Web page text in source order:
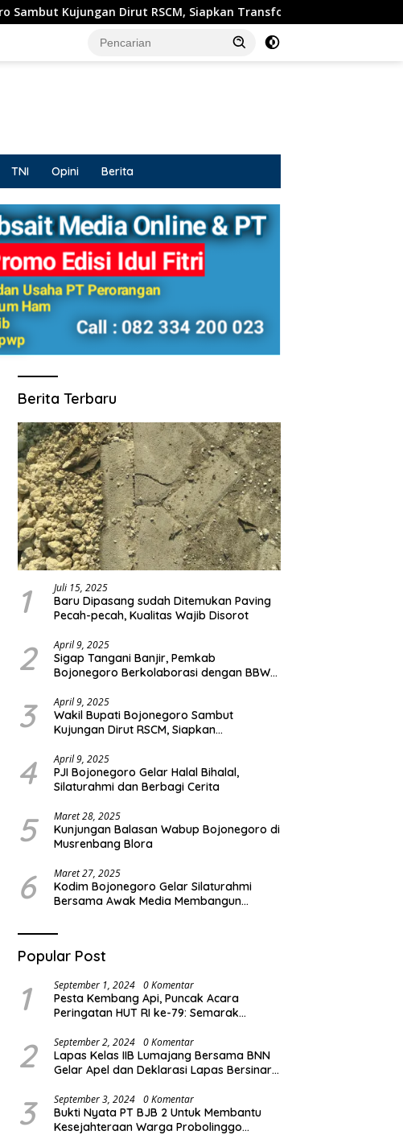
Dirut RSCM, Siapkan Transformasi RSUD Sosodoro untuk
TNI Opini Berita
Berita Terbaru
1 Juli 15, 2025
Baru Dipasang sudah Ditemukan Paving
Pecah-pecah, Kualitas Wajib Disorot
2 April 9, 2025
Sigap Tangani Banjir, Pemkab
Bojonegoro Berkolaborasi dengan BBWS
3 April 9, 2025
Wakil Bupati Bojonegoro Sambut
Kujungan Dirut RSCM, Siapkan
Pelayanan Kesehatan Terbaik
4 April 9, 2025
PJI Bojonegoro Gelar Halal Bihalal,
Silaturahmi dan Berbagi Cerita
5 Maret 28, 2025
Kunjungan Balasan Wabup Bojonegoro di
Musrenbang Blora
6 Maret 27, 2025
Kodim Bojonegoro Gelar Silaturahmi
Bersama Awak Media Membangun
Popular Post
1 September 1, 2024 0 Komentar
Pesta Kembang Api, Puncak Acara
Peringatan HUT RI ke-79: Semarak
2 September 2, 2024 0 Komentar
Lapas Kelas IIB Lumajang Bersama BNN
Gelar Apel dan Deklarasi Lapas Bersinar
3 September 3, 2024 0 Komentar
Bukti Nyata PT BJB 2 Untuk Membantu
Kesejahteraan Warga Probolinggo